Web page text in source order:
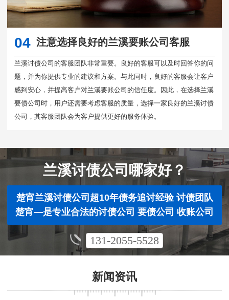
04 注意选择良好的兰溪要账公司客服
兰溪讨债公司的客服团队非常重要。良好的客服可以及时回答你的问
题，并为你提供专业的建议和方案。与此同时，良好的客服会让客户
感到安心，并提高客户对兰溪要账公司的信任度。因此，在选择兰溪
要债公司时，用户还需要考虑客服的质量，选择一家良好的兰溪讨债
公司，其客服团队会为客户提供更好的服务体验。
兰溪讨债公司哪家好？
楚宵兰溪讨债公司超10年债务追讨经验 讨债团队
楚宵—是专业合法的讨债公司 要债公司 收账公司
131-2055-5528
新闻资讯